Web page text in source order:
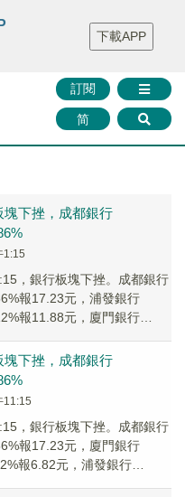
財華證券 媒體矩陣
智庫沙龍
聯絡我們
訂閱
简
下載APP
塊下挫，成都銀行
1:15
，銀行板塊下挫。成都銀行
報17.23元，浦發銀行
報11.88元，廈門銀行
塊下挫，成都銀行
11:15
，銀行板塊下挫。成都銀行
報17.23元，廈門銀行
報6.82元，浦發銀行